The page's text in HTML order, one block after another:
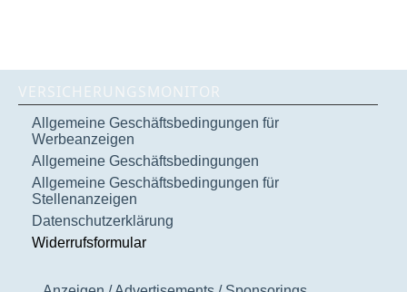
VERSICHERUNGSMONITOR
Allgemeine Geschäftsbedingungen für
Werbeanzeigen
Allgemeine Geschäftsbedingungen
Allgemeine Geschäftsbedingungen für
Stellenanzeigen
Datenschutzerklärung
Widerrufsformular